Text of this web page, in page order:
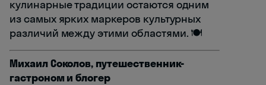
кулинарные традиции остаются одним
из самых ярких маркеров культурных
различий между этими областями. 🍽️
Михаил Соколов, путешественник-
гастроном и блогер